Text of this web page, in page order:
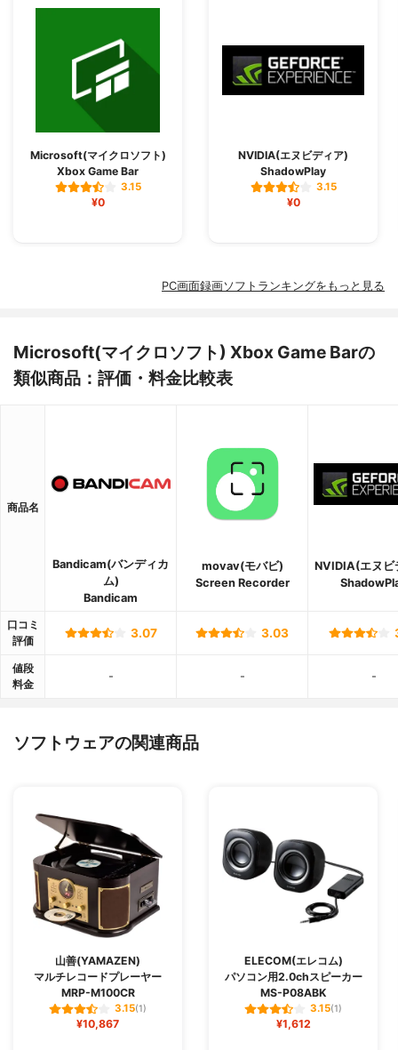
Microsoft(マイクロソフト)
Xbox Game Bar
3.15
¥0
NVIDIA(エヌビディア)
ShadowPlay
3.15
¥0
PC画面録画ソフトランキングをもっと見る
Microsoft(マイクロソフト) Xbox Game Barの
類似商品：評価・料金比較表
商品名
Bandicam(バンディカ
ム)
Bandicam
movav(モバビ)
Screen Recorder
NVIDIA(エヌビ
口コミ
評価
3.07 3.03
値段
料金
- - -
ソフトウェアの関連商品
山善(YAMAZEN)
マルチレコードプレーヤー
MRP-M100CR
3.15(1)
¥10,867
ELECOM(エレコム)
パソコン用2.0chスピーカー
MS-P08ABK
3.15(1)
¥1,612